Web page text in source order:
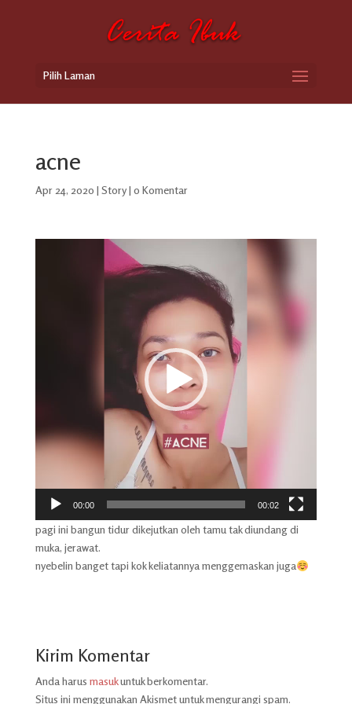
Pilih Laman
acne
Apr 24, 2020 | Story| 0 Komentar
00:00 00:02
pagi ini bangun tidur dikejutkan oleh tamu tak diundang di
muka, jerawat.
nyebelin banget tapi kok keliatannya menggemaskan juga
Kirim Komentar
Anda harus masukuntuk berkomentar.
Situs ini menggunakan Akismet untuk mengurangi spam.